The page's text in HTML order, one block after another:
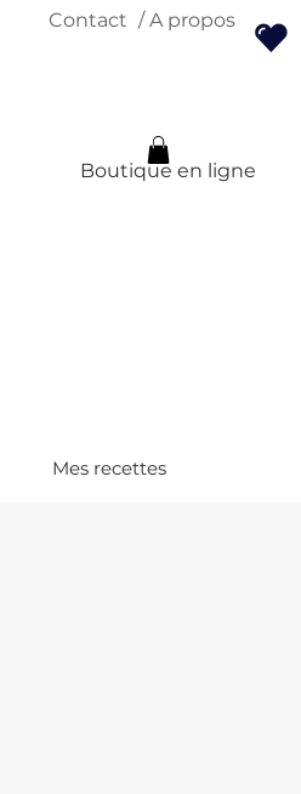
Contact / A propos
Boutique en ligne
Mes recettes